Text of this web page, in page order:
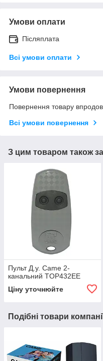
Умови оплати
Післяплата
Всі умови оплати
Умови повернення
Повернення товару
Всі умови повернення
З цим товаром також
Пульт Д.у. Came 2-
канальний TOP432EE
Ціну уточнюйте
Подібні товари